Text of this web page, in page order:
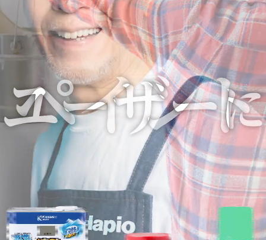
サブメニュー開
閉
採用情報
サブメニュー開
閉
お知らせ
塗装方法
塗料の選び方
カラーシミュレーション
Q&A